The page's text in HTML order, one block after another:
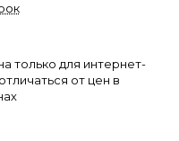
только для интернет-
от цен в